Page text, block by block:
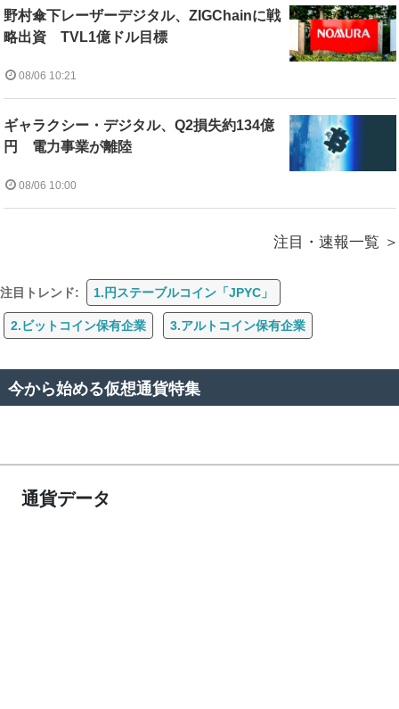
野村傘下レーザーデジタル、ZIGChainに戦
略出資 TVL1億ドル目標
08/06 10:21
ギャラクシー・デジタル、Q2損失約134億
円 電力事業が離陸
08/06 10:00
注目・速報一覧
注目トレンド: 1.円ステーブルコイン「JPYC」
2.ビットコイン保有企業 3.アルトコイン保有企業
今から始める仮想通貨特集
通貨データ